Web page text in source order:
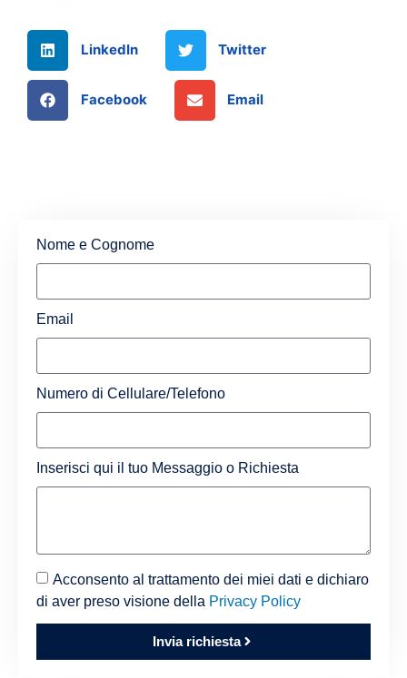
LinkedIn Twitter
Facebook Email
Nome e Cognome
Email
Numero di Cellulare/Telefono
Inserisci qui il tuo Messaggio o Richiesta
Acconsento al trattamento dei miei dati e dichiaro
di aver preso visione della Privacy Policy
Invia richiesta